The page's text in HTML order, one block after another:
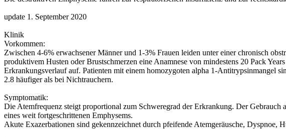
update 1. September 2020
Klinik
Vorkommen:
Zwischen 4-6% erwachsener Männer und 1-3% Frauen leiden unter einer chronisch
produktivem Husten oder Brustschmerzen eine Anamnese von mindestens 20 Pack
Erkrankungsverlauf auf. Patienten mit einem homozygoten alpha 1-Antitrypsinmangel
2.8 häufiger als bei Nichtrauchern.
Symptomatik:
Die Atemfrequenz steigt proportional zum Schweregrad der Erkrankung. Der
eines weit fortgeschrittenen Emphysems.
Akute Exazerbationen sind gekennzeichnet durch pfeifende Atemgeräusche, Dyspnoe,